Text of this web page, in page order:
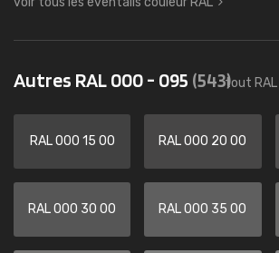
Autres RAL 000 - 095 (543)tout
RAL 000 15 00 RAL 000 20 00
RAL 000 30 00 RAL 000 35 00